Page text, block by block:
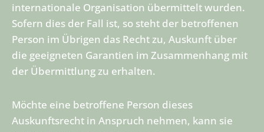
internationale Organisation übermittelt wurden.
Sofern dies der Fall ist, so steht der betroffenen
Person im Übrigen das Recht zu, Auskunft über
die geeigneten Garantien im Zusammenhang mit
der Übermittlung zu erhalten.
Möchte eine betroffene Person dieses
Auskunftsrecht in Anspruch nehmen, kann sie